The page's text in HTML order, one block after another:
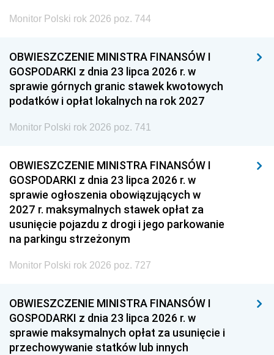
Monitor Polski rok 2026 poz. 744
OBWIESZCZENIE MINISTRA FINANSÓW I
GOSPODARKI z dnia 23 lipca 2026 r. w
sprawie górnych granic stawek kwotowych
podatków i opłat lokalnych na rok 2027
Monitor Polski rok 2026 poz. 741
OBWIESZCZENIE MINISTRA FINANSÓW I
GOSPODARKI z dnia 23 lipca 2026 r. w
sprawie ogłoszenia obowiązujących w
2027 r. maksymalnych stawek opłat za
usunięcie pojazdu z drogi i jego parkowanie
na parkingu strzeżonym
Monitor Polski rok 2026 poz. 727
OBWIESZCZENIE MINISTRA FINANSÓW I
GOSPODARKI z dnia 23 lipca 2026 r. w
sprawie maksymalnych opłat za usunięcie i
przechowywanie statków lub innych